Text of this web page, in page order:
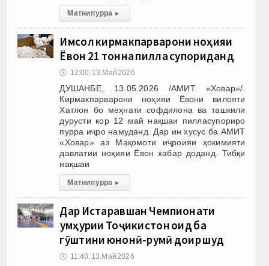
Матни пурра ▸
Имсол кирмакпарварони ноҳияи
Ёвон 21 тонна пилла супориданд
🕔 12:00, 13.Май 2026
ДУШАНБЕ, 13.05.2026 /АМИТ «Ховар»/.
Кирмакпарварони ноҳияи Ёвони вилояти
Хатлон бо меҳнати софдилона ва ташкили
дурусти кор 12 май нақшаи пилласупориро
пурра иҷро намуданд. Дар ин хусус ба АМИТ
«Ховар» аз Мақомоти иҷроияи ҳокимияти
давлатии ноҳияи Ёвон хабар доданд. Тибқи
нақшаи
Матни пурра ▸
Дар Истаравшан Чемпионати
Ҷумҳурии Тоҷикистон оид ба
гӯштини юнонӣ-румӣ доир шуд
🕔 11:40, 13.Май 2026